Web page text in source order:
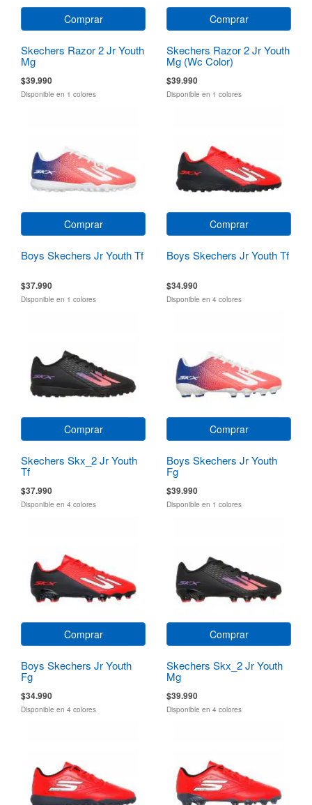
Comprar
Skechers Razor 2 Jr Youth
Mg
$39.990
Disponible en 1 colores
Comprar
Skechers Razor 2 Jr Youth
Mg (Wc Color)
$39.990
Disponible en 1 colores
Comprar
Boys Skechers Jr Youth Tf
$37.990
Disponible en 1 colores
Comprar
Boys Skechers Jr Youth Tf
$34.990
Disponible en 4 colores
Comprar
Skechers Skx_2 Jr Youth
Tf
$37.990
Disponible en 4 colores
Comprar
Boys Skechers Jr Youth
Fg
$39.990
Disponible en 1 colores
Comprar
Boys Skechers Jr Youth
Fg
$34.990
Disponible en 4 colores
Comprar
Skechers Skx_2 Jr Youth
Mg
$39.990
Disponible en 4 colores